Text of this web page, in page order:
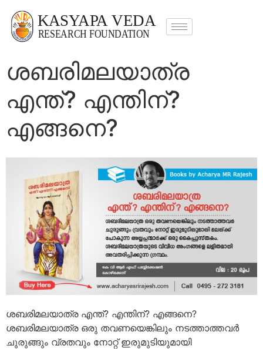
ശബരിമലയാത്ര
എന്ത്? എന്തിന്?
എങ്ങനെ?
ശബരിമലയാത്ര എന്ത്? എന്തിന്? എങ്ങനെ?
ശബരിമലയാത്ര ഒരു തവണയെങ്കിലും നടത്താത്തവര്‍
ചുരുങ്ങും വ്രതവും നോറ്റ് ഇരുമുടിയുമായി